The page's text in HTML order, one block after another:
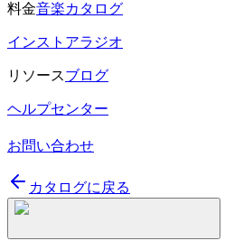
料金音楽カタログ
インストアラジオ
リソースブログ
ヘルプセンター
お問い合わせ
カタログに戻る